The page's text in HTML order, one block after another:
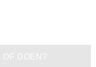
OF DOEN?